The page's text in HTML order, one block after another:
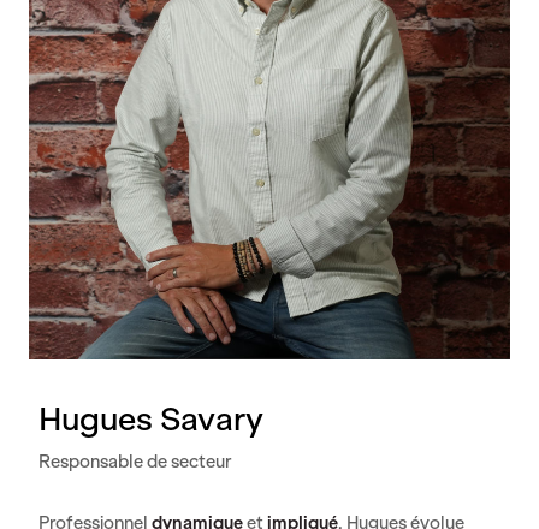
Hugues Savary
Responsable de secteur
Professionnel dynamiqueetimpliqué, Hugues évolue